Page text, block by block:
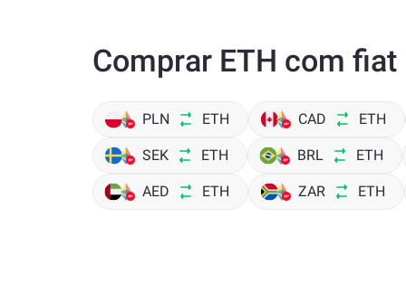
Comprar ETH com fiat
PLN ETH CAD ETH
SEK ETH BRL ETH
AED ETH ZAR ETH